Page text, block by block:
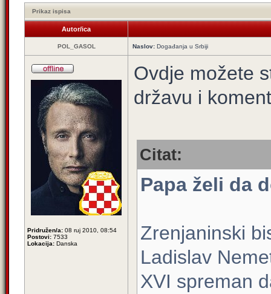
Prikaz ispisa
Autor/ica
POL_GASOL Naslov: Događanja u Srbiji
Pridružen/a: 08 ruj 2010, 08:54
Postovi: 7533
Lokacija: Danska
Ovdje možete
državu i
Citat:
Papa želi da
Zrenjaninski
Ladislav
XVI spreman